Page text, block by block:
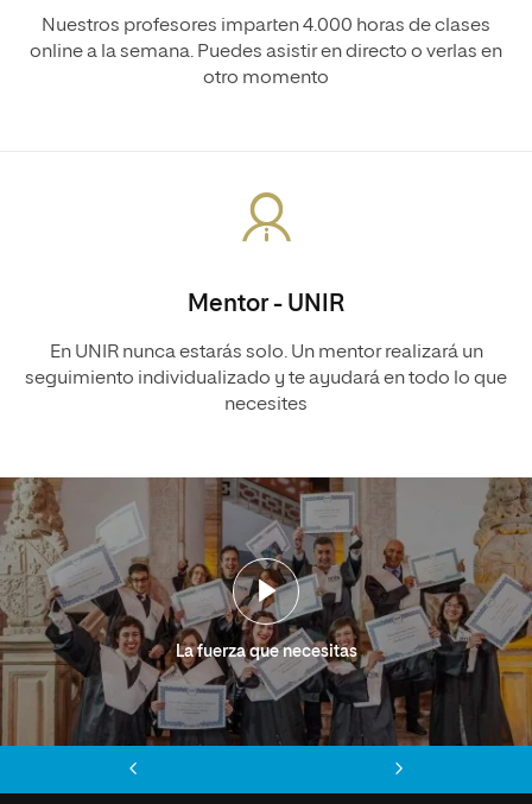
Nuestros profesores imparten 4.000 horas de clases
online a la semana. Puedes asistir en directo o verlas en
otro momento
Mentor - UNIR
En UNIR nunca estarás solo. Un mentor realizará un
seguimiento individualizado y te ayudará en todo lo que
necesites
La fuerza que necesitas